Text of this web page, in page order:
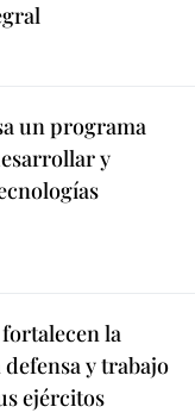
un programa
y
la
y trabajo
ejércitos